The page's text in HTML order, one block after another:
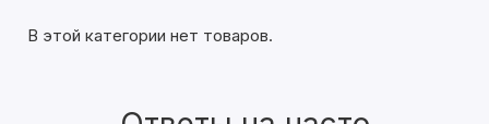
В этой категории нет товаров.